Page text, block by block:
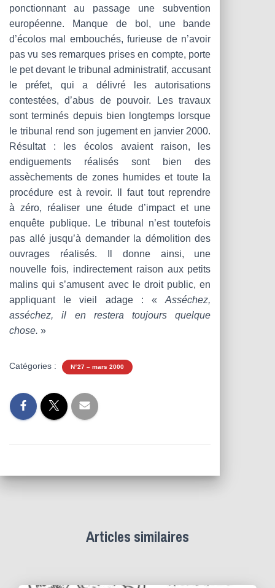
ponctionnant au passage une subvention
européenne. Manque de bol, une bande
d’écolos mal embouchés, furieuse de n’avoir
pas vu ses remarques prises en compte, porte
le pet devant le tribunal administratif, accusant
le préfet, qui a délivré les autorisations
contestées, d’abus de pouvoir. Les travaux
sont terminés depuis bien longtemps lorsque
le tribunal rend son jugement en janvier 2000.
Résultat : les écolos avaient raison, les
endiguements réalisés sont bien des
assèchements de zones humides et toute la
procédure est à revoir. Il faut tout reprendre
à zéro, réaliser une étude d’impact et une
enquête publique. Le tribunal n’est toutefois
pas allé jusqu’à demander la démolition des
ouvrages réalisés. Il donne ainsi, une
nouvelle fois, indirectement raison aux petits
malins qui s’amusent avec le droit public, en
appliquant le vieil adage : «Asséchez,
asséchez, il en restera toujours quelque
chose. »
Catégories : N°27 – mars 2000
Articles similaires